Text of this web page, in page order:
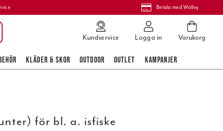
Betala med Walley
Kundservice Logga in Varukorg
KLÄDER & SKOR OUTDOOR OUTLET KAMPANJER
för bl. a. isfiske